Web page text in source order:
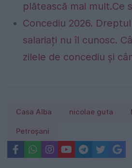
plătească mai mult.Ce
Concediu 2026.
salariați nu îl cunosc.
zilele de concediu și
Casa Alba nicolae guta
Petroşani